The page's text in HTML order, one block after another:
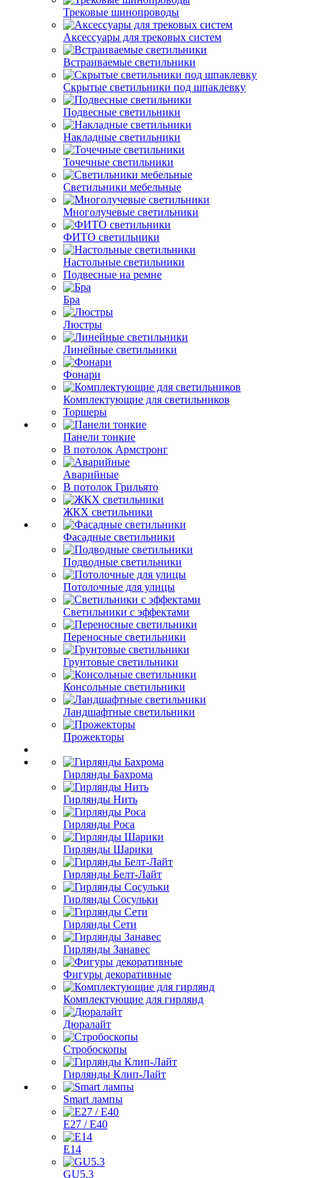
Трековые шинопроводы
Аксессуары для трековых систем
Встраиваемые светильники
Скрытые светильники под шпаклевку
Подвесные светильники
Накладные светильники
Точечные светильники
Светильники мебельные
Многолучевые светильники
ФИТО светильники
Настольные светильники
Подвесные на ремне
Бра
Люстры
Линейные светильники
Фонари
Комплектующие для светильников
Торшеры
Панели тонкие
В потолок Армстронг
Аварийные
В потолок Грильято
ЖКХ светильники
Фасадные светильники
Подводные светильники
Потолочные для улицы
Светильники с эффектами
Переносные светильники
Грунтовые светильники
Консольные светильники
Ландшафтные светильники
Прожекторы
Гирлянды Бахрома
Гирлянды Нить
Гирлянды Роса
Гирлянды Шарики
Гирлянды Белт-Лайт
Гирлянды Сосульки
Гирлянды Сети
Гирлянды Занавес
Фигуры декоративные
Комплектующие для гирлянд
Дюралайт
Стробоскопы
Гирлянды Клип-Лайт
Smart лампы
E27 / E40
E14
GU5.3